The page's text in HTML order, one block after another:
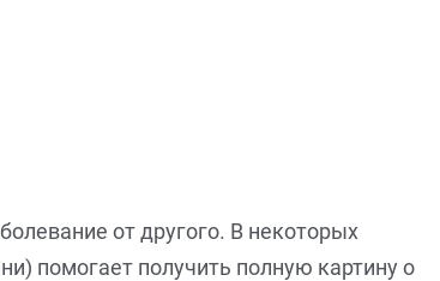
от другого. В некоторых
помогает получить полную картину о